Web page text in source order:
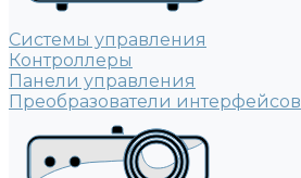
Системы управления
Контроллеры
Панели управления
Преобразователи интерфейсов